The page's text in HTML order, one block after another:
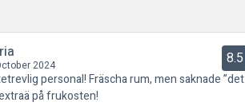
2024 8.5
personal! Fräscha rum, men saknade ”det
på frukosten!